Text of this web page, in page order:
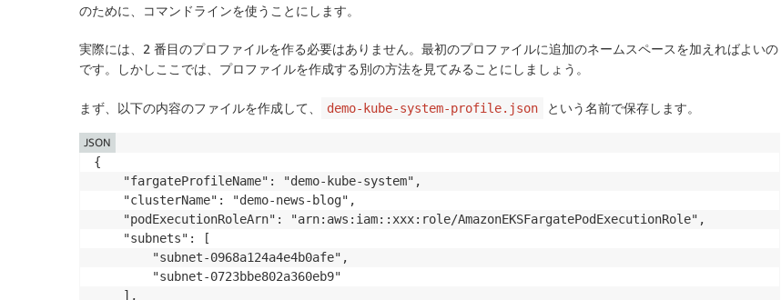
のために、コマンドラインを使うことにします。
実際には、2 番目のプロファイルを作る必要はありません。最初のプロファイルに追加のネームスペースを加えればよいの
です。しかしここでは、プロファイルを作成する別の方法を見てみることにしましょう。
まず、以下の内容のファイルを作成して、 demo-kube-system-profile.json という名前で保存します。
{
    "fargateProfileName": "demo-kube-system",
    "clusterName": "demo-news-blog",
    "podExecutionRoleArn": "arn:aws:iam::xxx:role/AmazonEKSFargatePodExecutionRole",
    "subnets": [
        "subnet-0968a124a4e4b0afe",
        "subnet-0723bbe802a360eb9"
    ],
JSON